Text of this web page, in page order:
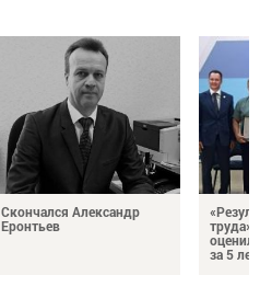
Скончался Александр
Еронтьев
за 5 лет